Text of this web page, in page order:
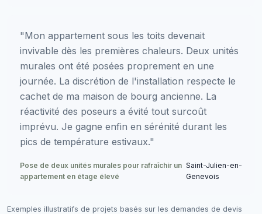
"Mon appartement sous les toits devenait
invivable dès les premières chaleurs. Deux unités
murales ont été posées proprement en une
journée. La discrétion de l'installation respecte le
cachet de ma maison de bourg ancienne. La
réactivité des poseurs a évité tout surcoût
imprévu. Je gagne enfin en sérénité durant les
pics de température estivaux."
Pose de deux unités murales pour rafraîchir un
appartement en étage élevé
Saint-Julien-en-
Genevois
Exemples illustratifs de projets basés sur les demandes de devis